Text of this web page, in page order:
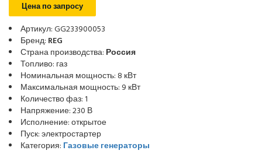
Цена по запросу
Артикул: GG233900053
Бренд: REG
Страна производства: Россия
Топливо: газ
Номинальная мощность: 8 кВт
Максимальная мощность: 9 кВт
Количество фаз: 1
Напряжение: 230 В
Исполнение: открытое
Пуск: электростартер
Категория: Газовые генераторы